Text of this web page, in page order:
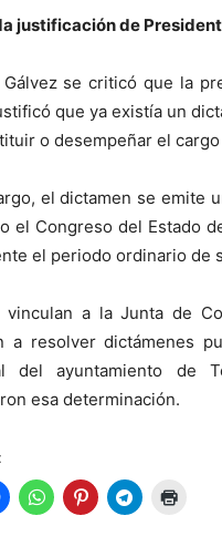
justificación de
Gálvez se criticó que la
que ya existía un
o desempeñar el
el dictamen se emite
el Congreso del Estado
el periodo ordinario de
vinculan a la Junta de
a resolver dictámenes
del ayuntamiento de
esa determinación.